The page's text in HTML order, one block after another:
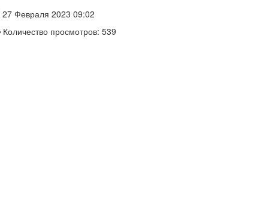
27 Февраля 2023 09:02
Количество просмотров: 539